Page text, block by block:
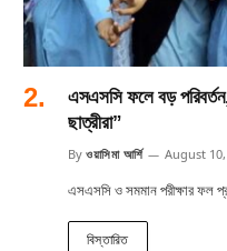
এসএসসি ফলে বড়
ছাত্রীরা”
By ওয়াসিমা আর্শি August
এসএসসি ও সমমান পরীক্ষার ফল
বিস্তারিত